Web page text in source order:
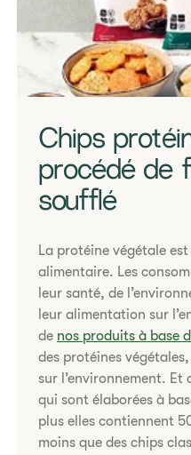
​​Chips
procédé de
soufflé​
La protéine végétale
alimentaire. Les
leur santé, de
leur alimentation sur
de nos produits à base
des protéines
sur l’environnement. Et
qui sont élaborées à
plus elles contiennent
moins que des chips